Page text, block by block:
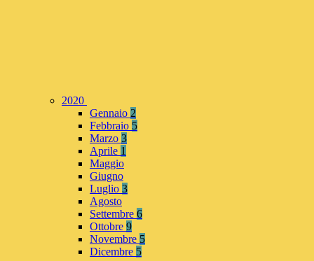
2020
Gennaio 2
Febbraio 5
Marzo 3
Aprile 1
Maggio
Giugno
Luglio 3
Agosto
Settembre 6
Ottobre 9
Novembre 5
Dicembre 5